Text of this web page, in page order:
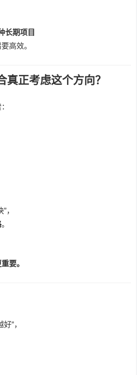
长期项目
高效。
真正考虑这个方向？
，
。
要。
”，